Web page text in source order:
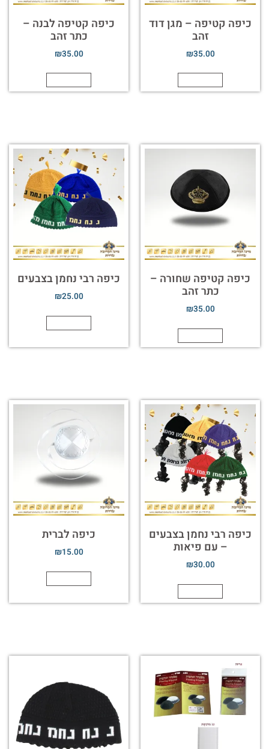
כיפה קטיפה – מגן דוד
זהב
₪35.00
כיפה קטיפה לבנה –
כתר זהב
₪35.00
כיפה קטיפה שחורה –
כתר זהב
₪35.00
כיפה רבי נחמן בצבעים
₪25.00
כיפה רבי נחמן בצבעים
– עם פיאות
₪30.00
כיפה לברית
₪15.00